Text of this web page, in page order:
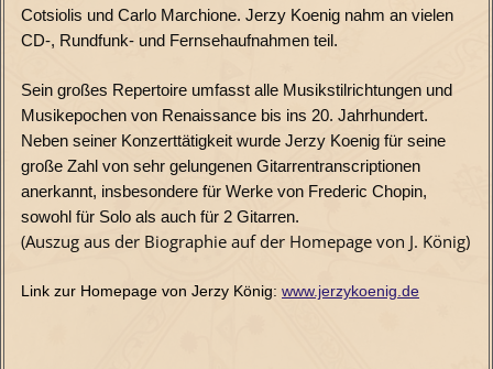
Cotsiolis und Carlo Marchione. Jerzy Koenig nahm an vielen
CD-, Rundfunk- und Fernsehaufnahmen teil.
Sein großes Repertoire umfasst alle Musikstilrichtungen und
Musikepochen von Renaissance bis ins 20. Jahrhundert.
Neben seiner Konzerttätigkeit wurde Jerzy Koenig für seine
große Zahl von sehr gelungenen Gitarrentranscriptionen
anerkannt, insbesondere für Werke von Frederic Chopin,
sowohl für Solo als auch für 2 Gitarren.
(Auszug aus der Biographie auf der Homepage von J. König)
Link zur Homepage von Jerzy König: www.jerzykoenig.de